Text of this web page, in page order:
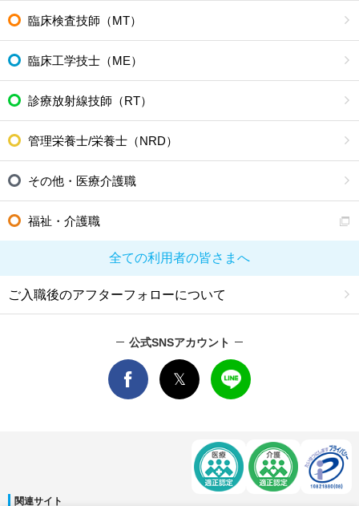
臨床検査技師（MT）
臨床工学技士（ME）
診療放射線技師（RT）
管理栄養士/栄養士（NRD）
その他・医療介護職
福祉・介護職
全ての利用者の皆さまへ
ご入職後のアフターフォローについて
公式SNSアカウント
関連サイト